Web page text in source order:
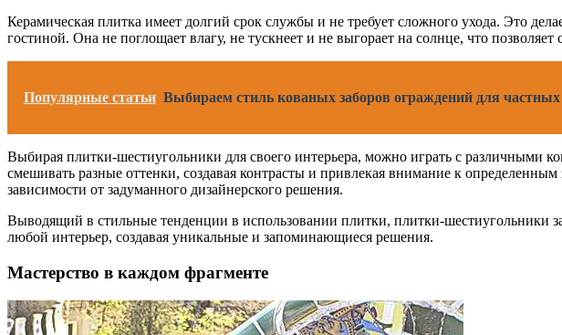
Керамическая плитка имеет долгий срок службы и не требует сложного ухода. Это
гостиной. Она не поглощает влагу, не тускнеет и не выгорает на солнце, что
Популярные статьи Выбираем стиль кованых заборов ограждений для
Выбирая плитки-шестиугольники для своего интерьера, можно играть с различными
смешивать разные оттенки, создавая контрасты и привлекая внимание к
зависимости от задуманного дизайнерского решения.
Выводящий в стильные тенденции в использовании плитки, плитки-шестиугольники
любой интерьер, создавая уникальные и запоминающиеся решения.
Мастерство в каждом фрагменте